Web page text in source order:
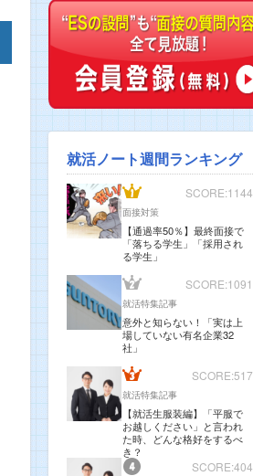
就活ノート週間ランキング
SCORE:1144
面接対策
【通過率50％】最終面接で
「落ちる学生」「採用され
る学生」
SCORE:1091
就活特集記事
意外と知らない！「実は上
場していない有名企業32
社」
SCORE:517
就活特集記事
【就活生服装編】「平服で
お越しください」と言われ
た時、どんな格好をするべ
き？
SCORE:404